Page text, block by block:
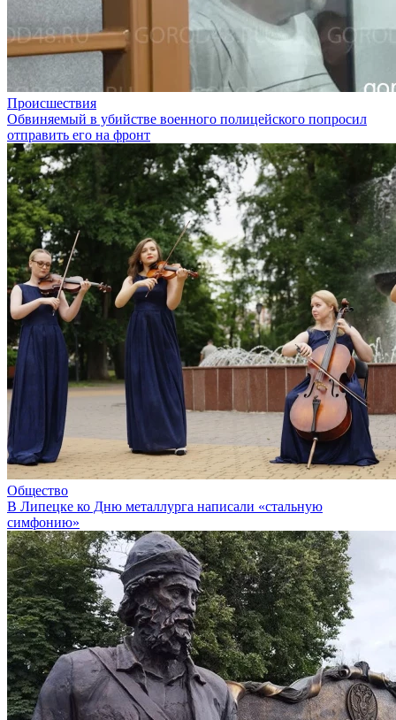
Происшествия
Обвиняемый в убийстве военного полицейского попросил
отправить его на фронт
Общество
В Липецке ко Дню металлурга написали «стальную
симфонию»